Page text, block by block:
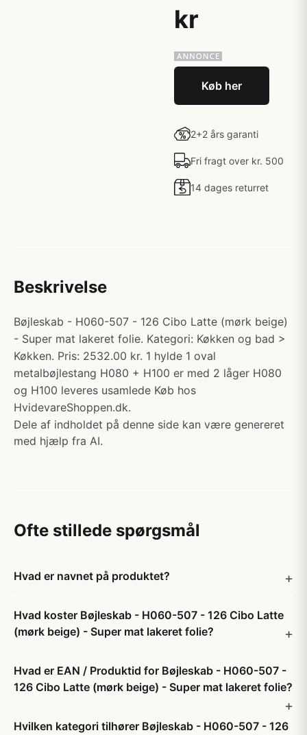
kr
Køb her
2+2 års garanti
Fri fragt over kr. 500
14 dages returret
Beskrivelse
Bøjleskab - H060-507 - 126 Cibo Latte (mørk beige)
- Super mat lakeret folie. Kategori: Køkken og bad >
Køkken. Pris: 2532.00 kr. 1 hylde 1 oval
metalbøjlestang H080 + H100 er med 2 låger H080
og H100 leveres usamlede Køb hos
HvidevareShoppen.dk.
Dele af indholdet på denne side kan være genereret
med hjælp fra AI.
Ofte stillede spørgsmål
Hvad er navnet på produktet?
Hvad koster Bøjleskab - H060-507 - 126 Cibo Latte
(mørk beige) - Super mat lakeret folie?
Hvad er EAN / Produktid for Bøjleskab - H060-507 -
126 Cibo Latte (mørk beige) - Super mat lakeret folie?
Hvilken kategori tilhører Bøjleskab - H060-507 - 126